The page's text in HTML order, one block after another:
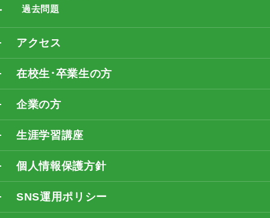
過去問題
アクセス
在校生･卒業生の方
企業の方
生涯学習講座
個人情報保護方針
SNS運用ポリシー